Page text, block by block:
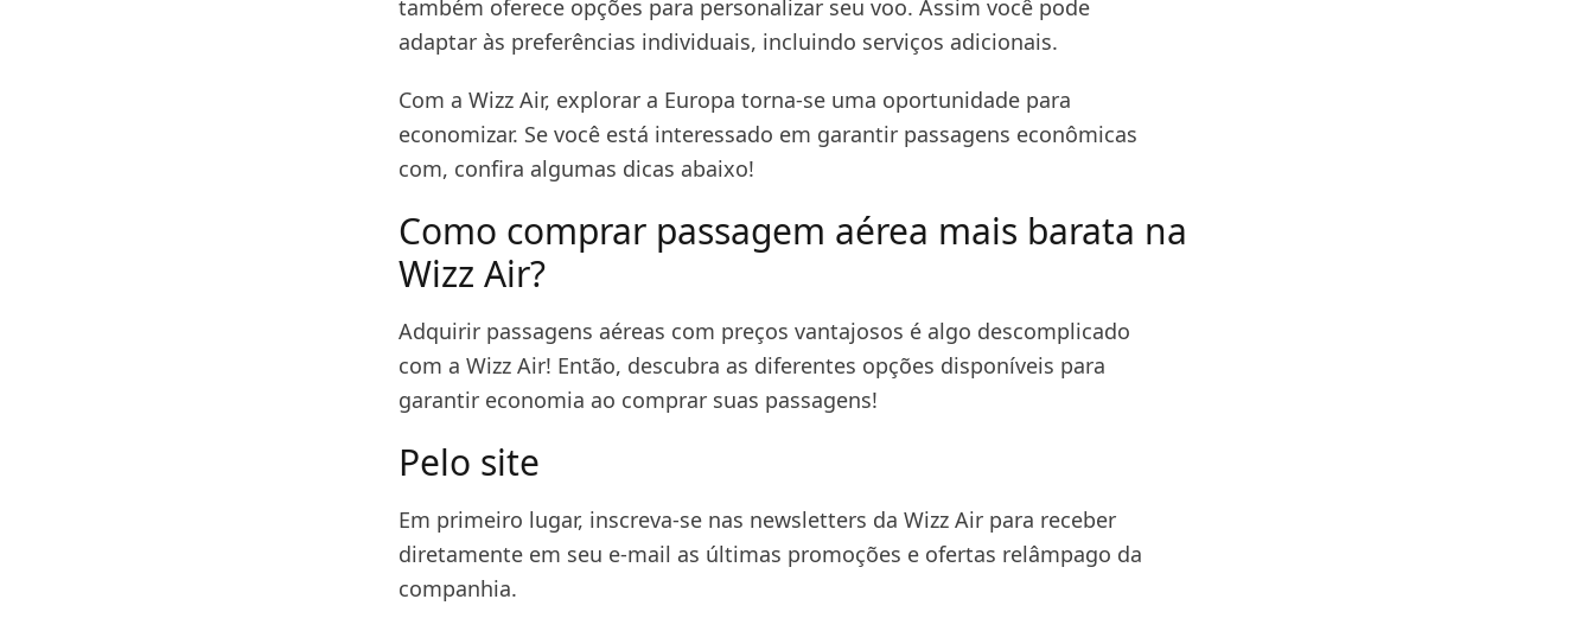
também oferece opções para personalizar seu voo. Assim você pode
adaptar às preferências individuais, incluindo serviços adicionais.
Com a Wizz Air, explorar a Europa torna-se uma oportunidade para
economizar. Se você está interessado em garantir passagens econômicas
com, confira algumas dicas abaixo!
Como comprar passagem aérea mais barata na
Wizz Air?
Adquirir passagens aéreas com preços vantajosos é algo descomplicado
com a Wizz Air! Então, descubra as diferentes opções disponíveis para
garantir economia ao comprar suas passagens!
Pelo site
Em primeiro lugar, inscreva-se nas newsletters da Wizz Air para receber
diretamente em seu e-mail as últimas promoções e ofertas relâmpago da
companhia.